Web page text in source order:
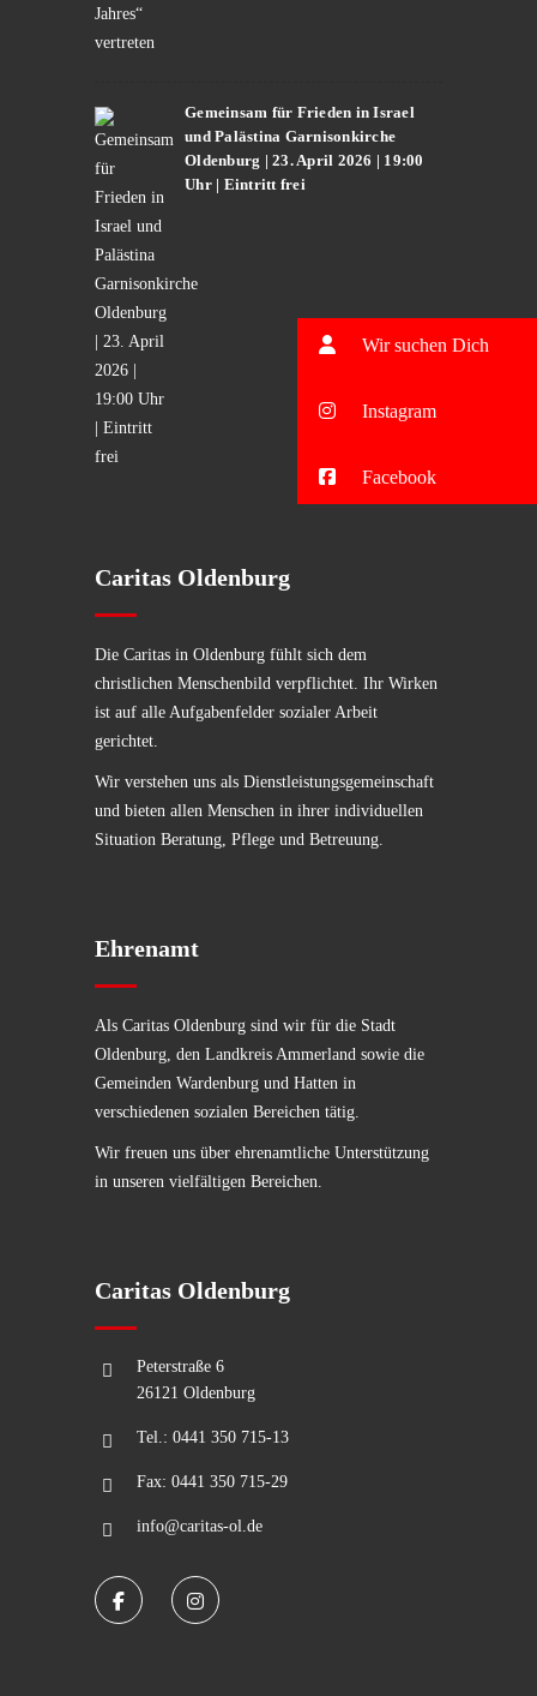
Gemeinsam für Frieden in Israel
und Palästina Garnisonkirche
Oldenburg | 23. April 2026 | 19:00
Uhr | Eintritt frei
Caritas Oldenburg
Die Caritas in Oldenburg fühlt sich dem
christlichen Menschenbild verpflichtet. Ihr Wirken
ist auf alle Aufgabenfelder sozialer Arbeit
gerichtet.
Wir verstehen uns als Dienstleistungsgemeinschaft
und bieten allen Menschen in ihrer individuellen
Situation Beratung, Pflege und Betreuung.
Ehrenamt
Als Caritas Oldenburg sind wir für die Stadt
Oldenburg, den Landkreis Ammerland sowie die
Gemeinden Wardenburg und Hatten in
verschiedenen sozialen Bereichen tätig.
Wir freuen uns über ehrenamtliche Unterstützung
in unseren vielfältigen Bereichen.
Caritas Oldenburg
Peterstraße 6
26121 Oldenburg
Tel.: 0441 350 715-13
Fax: 0441 350 715-29
info@caritas-ol.de
Wir suchen Dich
Instagram
Facebook